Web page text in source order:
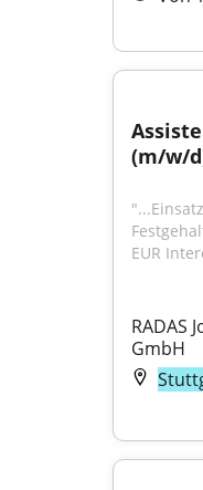
(m/w/
EUR
RADAS
GmbH